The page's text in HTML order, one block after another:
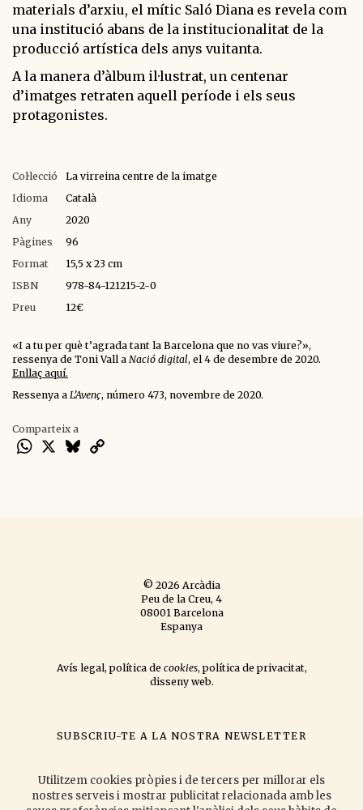
materials d’arxiu, el mític Saló Diana es revela com
una institució abans de la institucionalitat de la
producció artística dels anys vuitanta.
A la manera d’àlbum il·lustrat, un centenar
d’imatges retraten aquell període i els seus
protagonistes.
Col·lecció
La virreina centre de la imatge
Idioma
Català
Any
2020
Pàgines
96
Format
15,5 x 23 cm
ISBN
978-84-121215-2-0
Preu
12€
«I a tu per què t’agrada tant la Barcelona que no vas viure?»,
ressenya de Toni Vall a Nació digital, el 4 de desembre de 2020.
Enllaç aquí.
Ressenya a L’Avenç, número 473, novembre de 2020.
Comparteix a
WhatsApp
X Bluesky
© 2026 Arcàdia
Peu de la Creu, 4
08001 Barcelona
Espanya
Avís legal,política de cookies,política de privacitat,
disseny web.
SUBSCRIU-TE A LA NOSTRA NEWSLETTER
que organitzem.
Utilitzem cookies pròpies i de tercers per millorar els
nostres serveis i mostrar publicitat relacionada amb les